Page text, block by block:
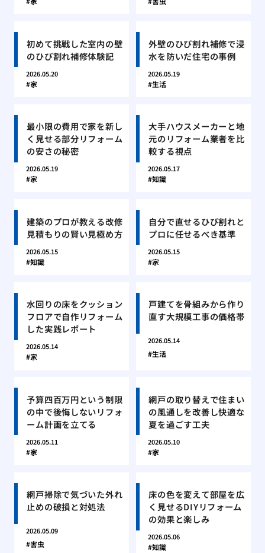
初めて挑戦した室内の壁
のひび割れ補修体験記
2026.05.20
家
外壁のひび割れ補修で浸
水を防いだ住宅の事例
2026.05.19
生活
最小限の費用で家を新し
く見せる部分リフォーム
の安さの秘密
2026.05.19
家
大手ハウスメーカーと地
元のリフォーム業者を比
較する視点
2026.05.17
知識
建築のプロが教える改修
見積もりの賢い見極め方
2026.05.15
知識
自分で直せるひび割れと
プロに任せるべき基準
2026.05.15
家
水回りの床をクッション
フロアで自作リフォーム
した実践レポート
2026.05.14
家
戸建てを骨組みから作り
直す大規模工事の価格帯
2026.05.14
生活
予算四百万円という制限
の中で後悔しないリフォ
ーム計画を立てる
2026.05.11
家
網戸の取り替えで住まい
の風通しを改善し快適な
夏を過ごす工夫
2026.05.10
家
網戸掃除で気づいた外れ
止めの破損と対処法
2026.05.09
害虫
床の色を変えて部屋を広
く見せるDIYリフォーム
の効果と楽しみ
2026.05.06
知識